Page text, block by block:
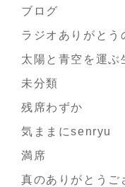
ブログ
ラジオありがとう
太陽と青空を運
未分類
残席わずか
気ままにsenryu
満席
真のありがとうご